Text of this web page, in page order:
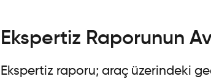
Ekspertiz Raporunun
Ekspertiz raporu; araç üzerindeki